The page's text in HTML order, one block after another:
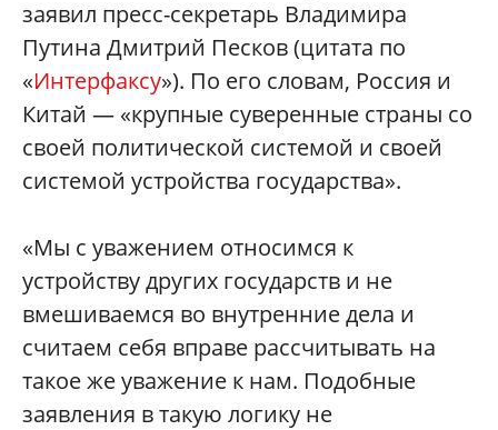
заявил пресс-секретарь Владимира
Путина Дмитрий Песков (цитата по
«Интерфаксу»). По его словам, Россия и
Китай — «крупные суверенные страны со
своей политической системой и своей
системой устройства государства».
«Мы с уважением относимся к
устройству других государств и не
вмешиваемся во внутренние дела и
считаем себя вправе рассчитывать на
такое же уважение к нам. Подобные
заявления в такую логику не